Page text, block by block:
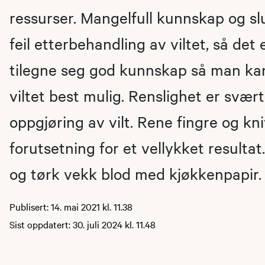
ressurser. Mangelfull kunnskap og
feil etterbehandling av viltet, så det
tilegne seg god kunnskap så man
viltet best mulig. Renslighet er
oppgjøring av vilt. Rene fingre og
forutsetning for et vellykket
og tørk vekk blod med kjøkkenpapir. ​
Publisert: 14. mai 2021 kl. 11.38
Sist oppdatert: 30. juli 2024 kl. 11.48